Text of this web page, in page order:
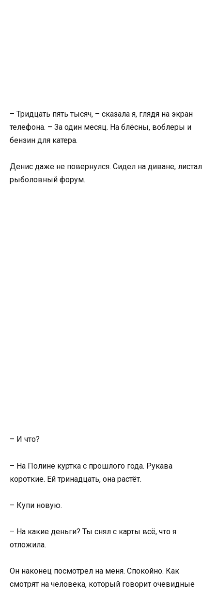
– Тридцать пять тысяч, – сказала я, глядя на экран
телефона. – За один месяц. На блёсны, воблеры и
бензин для катера.
Денис даже не повернулся. Сидел на диване, листал
рыболовный форум.
– И что?
– На Полине куртка с прошлого года. Рукава
короткие. Ей тринадцать, она растёт.
– Купи новую.
– На какие деньги? Ты снял с карты всё, что я
отложила.
Он наконец посмотрел на меня. Спокойно. Как
смотрят на человека, который говорит очевидные